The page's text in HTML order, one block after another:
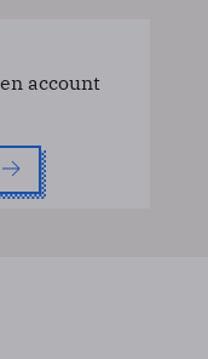
account